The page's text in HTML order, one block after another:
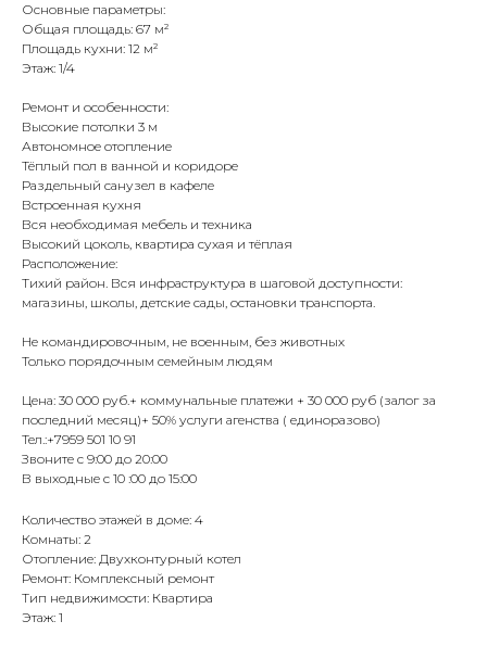
Основные параметры:
Общая площадь: 67 м²
Площадь кухни: 12 м²
Этаж: 1/4
Ремонт и особенности:
Высокие потолки 3 м
Автономное отопление
Тёплый пол в ванной и коридоре
Раздельный санузел в кафеле
Встроенная кухня
Вся необходимая мебель и техника
Высокий цоколь, квартира сухая и тёплая
Расположение:
Тихий район. Вся инфраструктура в шаговой доступности:
магазины, школы, детские сады, остановки транспорта.
Не командировочным, не военным, без животных
Только порядочным семейным людям
Цена: 30 000 руб.+ коммунальные платежи + 30 000 руб (залог за
последний месяц)+ 50% услуги агенства ( единоразово)
Тел.:+7959 501 10 91
Звоните с 9:00 до 20:00
В выходные с 10 :00 до 15:00
Количество этажей в доме: 4
Комнаты: 2
Отопление: Двухконтурный котел
Ремонт: Комплексный ремонт
Тип недвижимости: Квартира
Этаж: 1